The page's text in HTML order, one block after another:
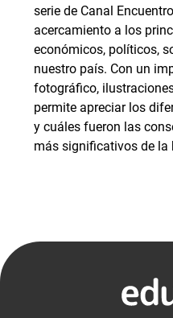
serie de Canal
acercamiento a los
económicos, políticos,
nuestro país. Con un
fotográfico,
permite apreciar los
y cuáles fueron las
más significativos de la